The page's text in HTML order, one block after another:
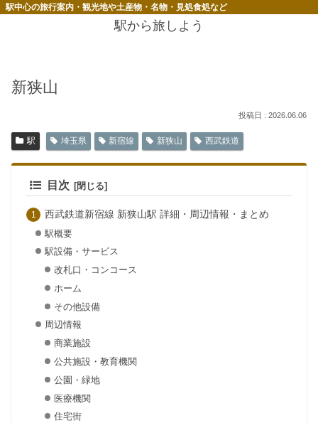
駅中心の旅行案内・観光地や土産物・名物・見処食処など
駅から旅しよう
新狭山
2026.06.06
駅 埼玉県 新宿線 新狭山 西武鉄道
目次
西武鉄道新宿線 新狭山駅 詳細・周辺情報・まとめ
駅概要
駅設備・サービス
改札口・コンコース
ホーム
その他設備
周辺情報
商業施設
公共施設・教育機関
公園・緑地
医療機関
住宅街